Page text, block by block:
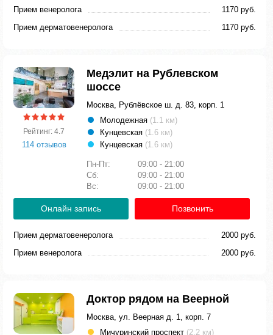
Прием венеролога
1170 руб.
Прием дерматовенеролога
1170 руб.
Рейтинг: 4.7
114 отзывов
Медэлит на Рублевском
шоссе
Москва, Рублёвское ш. д. 83, корп. 1
Молодежная (1.1 км)
Кунцевская (1.6 км)
Кунцевская (1.6 км)
Пн-Пт:
09:00 - 21:00
Сб:
09:00 - 21:00
Вс:
09:00 - 21:00
Онлайн запись Позвонить
Прием дерматовенеролога
2000 руб.
Прием венеролога
2000 руб.
Доктор рядом на Веерной
Москва, ул. Веерная д. 1, корп. 7
Мичуринский проспект (2.2 км)